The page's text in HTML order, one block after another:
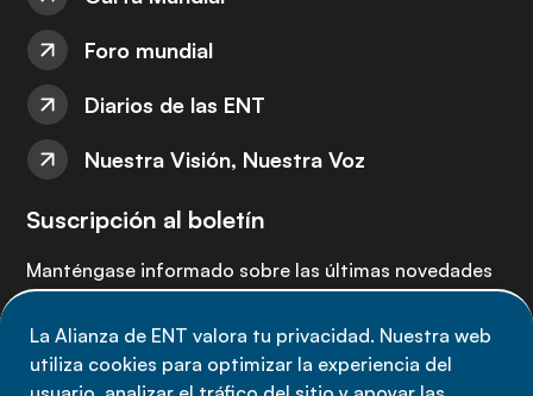
La Alianza de ENT valora tu privacidad. Nuestra web
utiliza cookies para optimizar la experiencia del
Foro mundial
Diarios de las ENT
Nuestra Visión, Nuestra Voz
Suscripción al boletín
Manténgase informado sobre las últimas novedades
Suscríbete ahora